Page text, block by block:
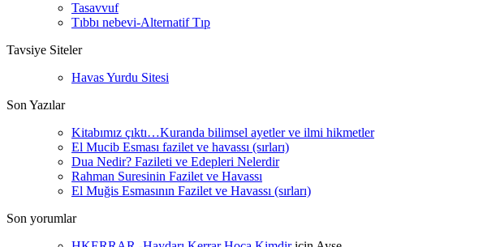
Tasavvuf
Tıbbı nebevi-Alternatif Tıp
Tavsiye Siteler
Havas Yurdu Sitesi
Son Yazılar
Kitabımız çıktı…Kuranda bilimsel ayetler ve ilmi hikmetler
El Mucib Esması fazilet ve havassı (sırları)
Dua Nedir? Fazileti ve Edepleri Nelerdir
Rahman Suresinin Fazilet ve Havassı
El Muğis Esmasının Fazilet ve Havassı (sırları)
Son yorumlar